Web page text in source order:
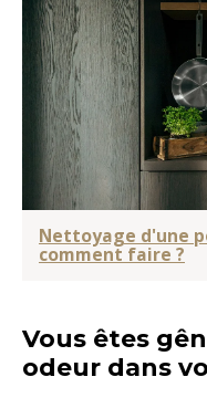
Nettoyage d'une
comment faire ?
Vous êtes
odeur dans